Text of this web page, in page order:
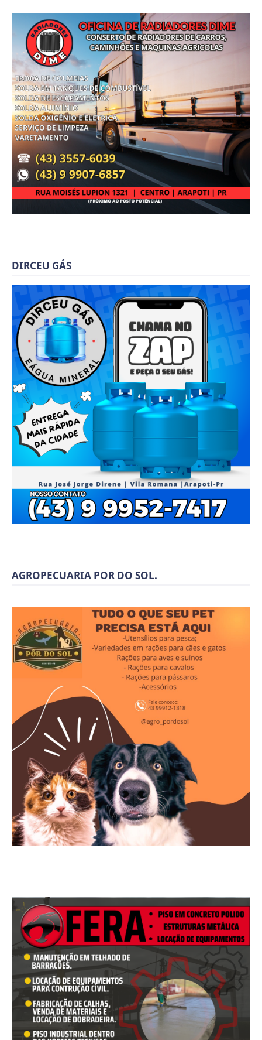
DIRCEU GÁS
AGROPECUARIA POR DO SOL.